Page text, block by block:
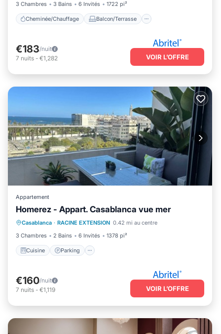
3 Chambres
3 Bains 6 Invités 1722 pi²
Cheminée/Chauffage Balcon/Terrasse
€183/nuit
7 nuits - €1,282 VOIR L’OFFRE
Appartement
Homerez - Appart. Casablanca vue mer
Casablanca · RACINE EXTENSION 0.42 mi au centre
3 Chambres
2 Bains 6 Invités 1378 pi²
Cuisine Parking
Cuisine Parking
Climatisation
Internet
€160/nuit
7 nuits - €1,119 VOIR L’OFFRE